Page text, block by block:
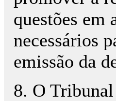
questões em
necessários
emissão da
8. O